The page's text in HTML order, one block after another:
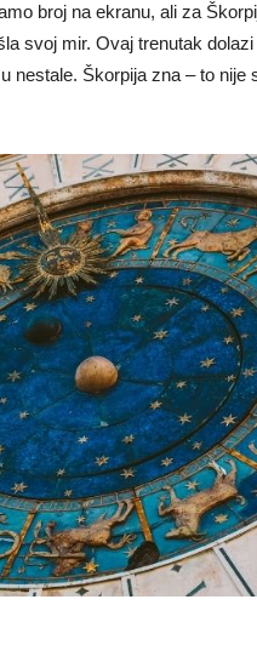
broj na ekranu, ali za
svoj mir. Ovaj trenutak
nestale. Škorpija zna – to nije